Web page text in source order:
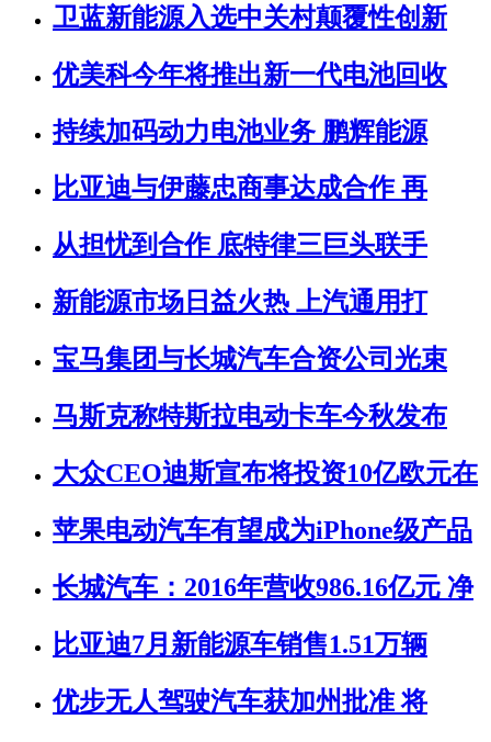
卫蓝新能源入选中关村颠覆性创新
优美科今年将推出新一代电池回收
持续加码动力电池业务 鹏辉能源
比亚迪与伊藤忠商事达成合作 再
从担忧到合作 底特律三巨头联手
新能源市场日益火热 上汽通用打
宝马集团与长城汽车合资公司光束
马斯克称特斯拉电动卡车今秋发布
大众CEO迪斯宣布将投资10亿欧元在
苹果电动汽车有望成为iPhone级产品
长城汽车：2016年营收986.16亿元 净
比亚迪7月新能源车销售1.51万辆
优步无人驾驶汽车获加州批准 将